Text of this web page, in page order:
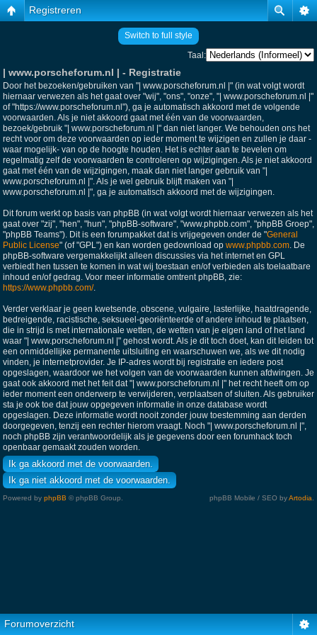
Registreren
Switch to full style
Taal:
| www.porscheforum.nl | - Registratie
Door het bezoeken/gebruiken van "| www.porscheforum.nl |" (in wat volgt wordt
hiernaar verwezen als het gaat over "wij", "ons", "onze", "| www.porscheforum.nl |"
of "https://www.porscheforum.nl"), ga je automatisch akkoord met de volgende
voorwaarden. Als je niet akkoord gaat met één van de voorwaarden,
bezoek/gebruik "| www.porscheforum.nl |" dan niet langer. We behouden ons het
recht voor om deze voorwaarden op ieder moment te wijzigen en zullen je daar -
waar mogelijk- van op de hoogte houden. Het is echter aan te bevelen om
regelmatig zelf de voorwaarden te controleren op wijzigingen. Als je niet akkoord
gaat met één van de wijzigingen, maak dan niet langer gebruik van "|
www.porscheforum.nl |". Als je wel gebruik blijft maken van "|
www.porscheforum.nl |", ga je automatisch akkoord met de wijzigingen.
Dit forum werkt op basis van phpBB (in wat volgt wordt hiernaar verwezen als het
gaat over "zij", "hen", "hun", "phpBB-software", "www.phpbb.com", "phpBB Groep",
"phpBB Teams"). Dit is een forumpakket dat is vrijgegeven onder de "General
Public License" (of "GPL") en kan worden gedownload op www.phpbb.com. De
phpBB-software vergemakkelijkt alleen discussies via het internet en GPL
verbiedt hen tussen te komen in wat wij toestaan en/of verbieden als toelaatbare
inhoud en/of gedrag. Voor meer informatie omtrent phpBB, zie:
https://www.phpbb.com/.
Verder verklaar je geen kwetsende, obscene, vulgaire, lasterlijke, haatdragende,
bedreigende, racistische, seksueel-georiënteerde of andere inhoud te plaatsen,
die in strijd is met internationale wetten, de wetten van je eigen land of het land
waar "| www.porscheforum.nl |" gehost wordt. Als je dit toch doet, kan dit leiden tot
een onmiddellijke permanente uitsluiting en waarschuwen we, als we dit nodig
vinden, je internetprovider. Je IP-adres wordt bij registratie en iedere post
opgeslagen, waardoor we het volgen van de voorwaarden kunnen afdwingen. Je
gaat ook akkoord met het feit dat "| www.porscheforum.nl |" het recht heeft om op
ieder moment een onderwerp te verwijderen, verplaatsen of sluiten. Als gebruiker
sta je ook toe dat jouw opgegeven informatie in onze database wordt
opgeslagen. Deze informatie wordt nooit zonder jouw toestemming aan derden
doorgegeven, tenzij een rechter hierom vraagt. Noch "| www.porscheforum.nl |",
noch phpBB zijn verantwoordelijk als je gegevens door een forumhack toch
openbaar gemaakt zouden worden.
Powered by phpBB © phpBB Group. phpBB Mobile / SEO byArtodia
Forumoverzicht